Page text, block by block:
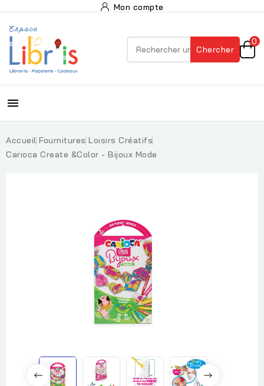
Mon compte
Chercher
0

Accueil Fournitures Loisirs Créatifs
Carioca Create &Color - Bijoux Mode